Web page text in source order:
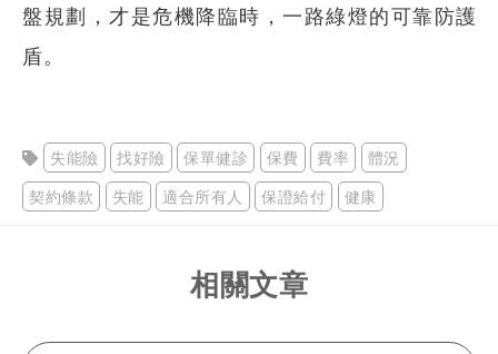
盤規劃，才是危機降臨時，一路綠燈的可靠防護
盾。
失能險 找好險 保單健診 保費 費率
體況
契約條款
失能 適合所有人 保證給付 健康
相關文章